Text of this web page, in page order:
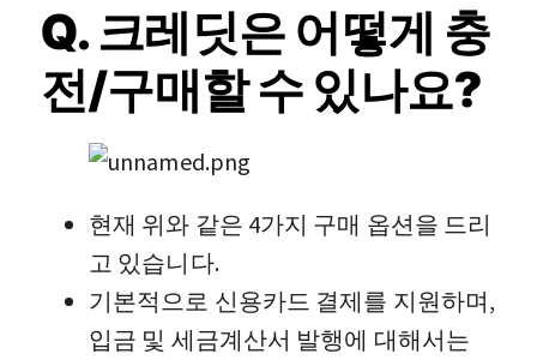
Q. 크레딧은 어떻게 충
전/구매할 수 있나요?
현재 위와 같은 4가지 구매 옵션을 드리
고 있습니다.
기본적으로 신용카드 결제를 지원하며,
입금 및 세금계산서 발행에 대해서는